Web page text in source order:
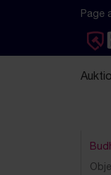
Hoppa till innehåll
Textbaserad Page